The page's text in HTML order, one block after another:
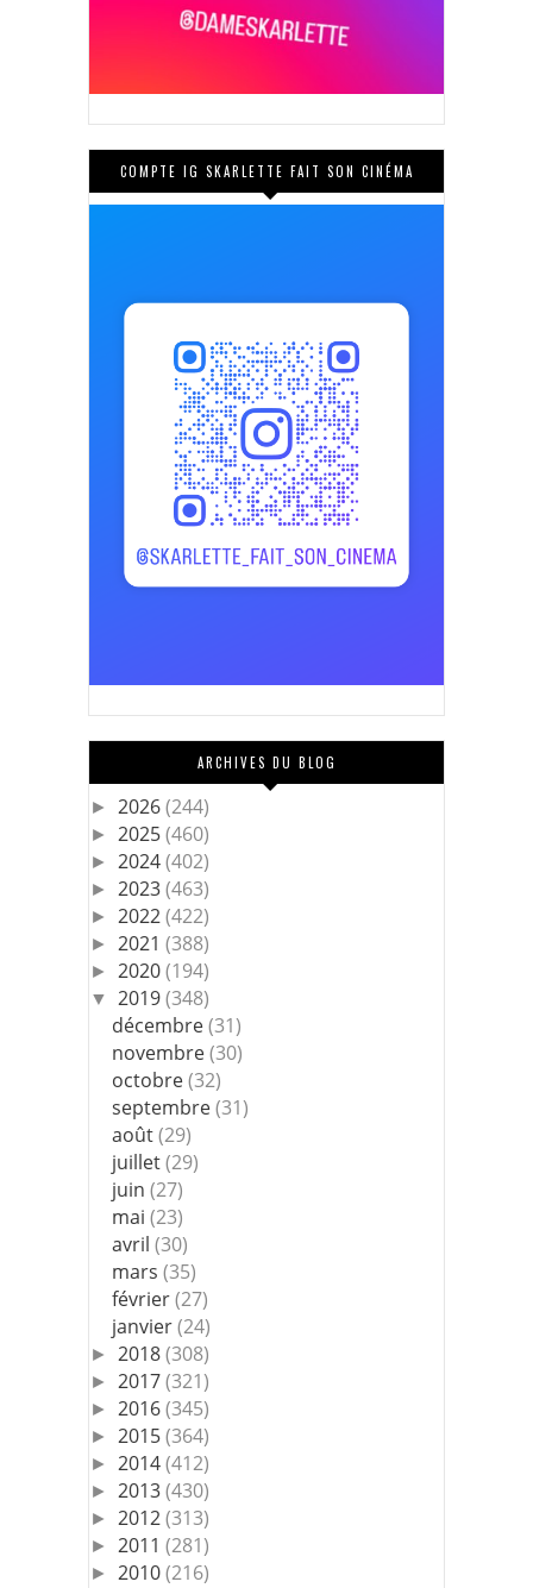
COMPTE IG SKARLETTE FAIT SON CINÉMA
ARCHIVES DU BLOG
► 2026(244)
► 2025(460)
► 2024(402)
► 2023(463)
► 2022(422)
► 2021 (388)
► 2020(194)
▼ 2019(348)
décembre(31)
novembre(30)
octobre(32)
septembre(31)
août(29)
juillet(29)
juin(27)
mai(23)
avril(30)
mars(35)
février(27)
janvier(24)
► 2018(308)
► 2017(321)
► 2016(345)
► 2015(364)
► 2014(412)
► 2013(430)
► 2012(313)
► 2011 (281)
► 2010(216)